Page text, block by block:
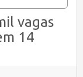
vagas
14